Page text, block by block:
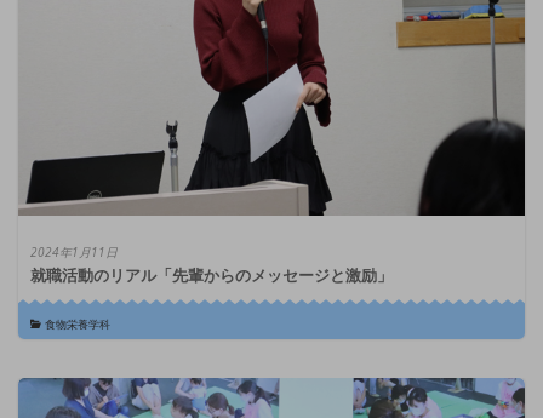
2024年1月11日
就職活動のリアル「先輩からのメッセージと激励」
食物栄養学科